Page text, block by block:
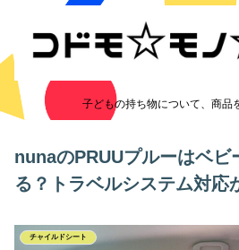
子どもの持ち物について、商品
nunaのPRUUプルーはベビ
る？トラベルシステム対応
チャイルドシート